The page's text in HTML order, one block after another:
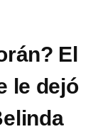
El
le dejó